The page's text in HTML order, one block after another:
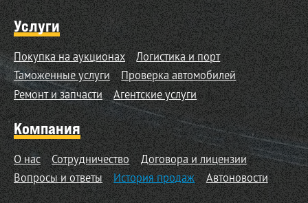
Услуги
Покупка на аукционах
Логистика и порт
Таможенные услуги
Проверка автомобилей
Ремонт и запчасти
Агентские услуги
Компания
О нас Сотрудничество
Договора и лицензии
Вопросы и ответы
История продаж Автоновости